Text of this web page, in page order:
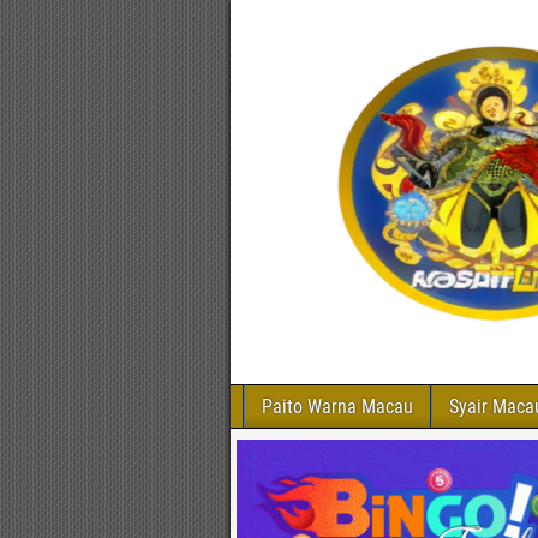
Paito Warna Macau Syair